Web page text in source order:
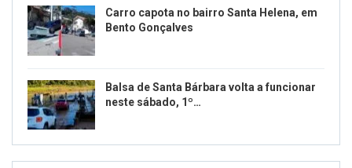
Carro capota no bairro Santa Helena, em
Bento Gonçalves
Balsa de Santa Bárbara volta a funcionar
neste sábado, 1º…